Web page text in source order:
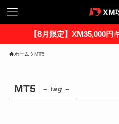
【8月限定】XM35,000円
ホーム MT5
MT5 – tag –